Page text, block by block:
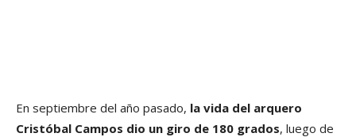
En septiembre del año pasado, la vida del arquero
Cristóbal Campos dio un giro de 180 grados, luego de